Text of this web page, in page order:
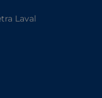
Laval